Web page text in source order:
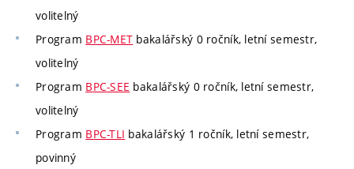
volitelný
Program BPC-MET bakalářský 0 ročník, letní semestr,
volitelný
Program BPC-SEE bakalářský 0 ročník, letní semestr,
volitelný
Program BPC-TLI bakalářský 1 ročník, letní semestr,
povinný